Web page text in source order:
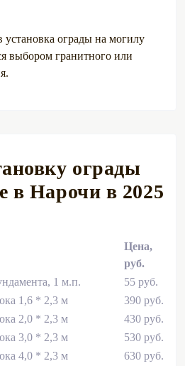
установка ограды на могилу
выбором гранитного или
ограды
в Нарочи в 2025
Цена,
руб.
1 м.п.
55 руб.
1,6 * 2,3 м
390 руб.
2,0 * 2,3 м
430 руб.
3,0 * 2,3 м
530 руб.
4,0 * 2,3 м
630 руб.